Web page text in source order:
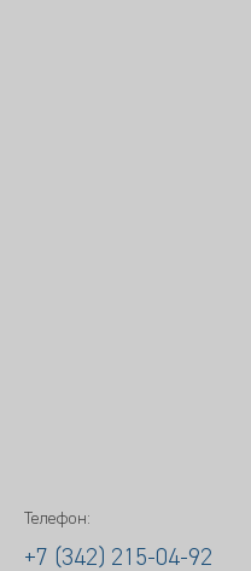
Телефон:
+7 (342) 215-04-92